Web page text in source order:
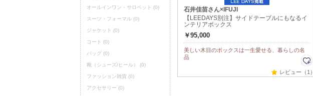
オールインワン・サロペット (0)
スーツ・フォーマル (0)
ジャケット (0)
コート (0)
バッグ (0)
靴（シューズ/ヒール） (0)
ファッション雑貨 (0)
アクセサリー (0)
石井佳苗さん×IFUJI
【LEEDAYS別注】サイドテーブルにもなるイ
ンテリアボックス
￥95,000
美しい木目のボックスは一生愛せる、暮らしの名
品
レビュー（1）